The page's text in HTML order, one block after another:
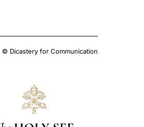
Dicastery for Communication